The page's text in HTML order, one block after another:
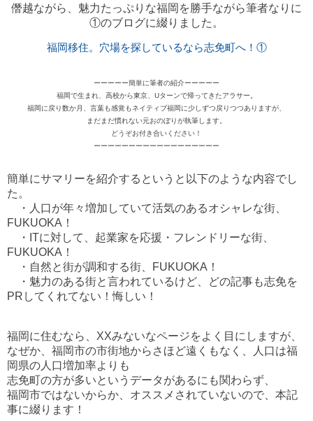
僭越ながら、魅力たっぷりな福岡を勝手ながら筆者なりに
①のブログに綴りました。
福岡移住。穴場を探しているなら志免町へ！①
ーーーーー簡単に筆者の紹介ーーーーー
福岡で生まれ、高校から東京、Uターンで帰ってきたアラサー。
福岡に戻り数か月、言葉も感覚もネイティブ福岡に少しずつ戻りつつありますが、
まだまだ慣れない元おのぼりが執筆します。
どうぞお付き合いください！
ーーーーーーーーーーーーーーーーーー
簡単にサマリーを紹介するというと以下のような内容でし
た。
・人口が年々増加していて活気のあるオシャレな街、
FUKUOKA ！
・ ITに対して、起業家を応援・フレンドリーな街、
FUKUOKA ！
・自然と街が調和する街、
FUKUOKA ！
・魅力のある街と言われているけど、どの記事も志免を
PR してくれてない！悔しい！
福岡に住むなら、 XXみないなページをよく目にしますが、
なぜか、福岡市の市街地からさほど遠くもなく、人口は福
岡県の人口増加率よりも
志免町の方が多いというデータがあるにも関わらず、
福岡市ではないからか、オススメされていないので、本記
事に綴ります！